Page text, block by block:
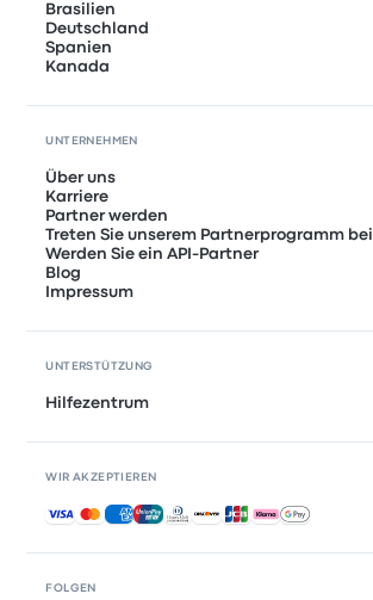
FOLGEN
Brasilien
Deutschland
Spanien
Kanada
UNTERNEHMEN
Über uns
Karriere
Partner werden
Treten Sie unserem Partnerprogramm bei
Werden Sie ein API-Partner
Blog
Impressum
UNTERSTÜTZUNG
Hilfezentrum
WIR AKZEPTIEREN
Akzeptierte Zahlungsmethoden